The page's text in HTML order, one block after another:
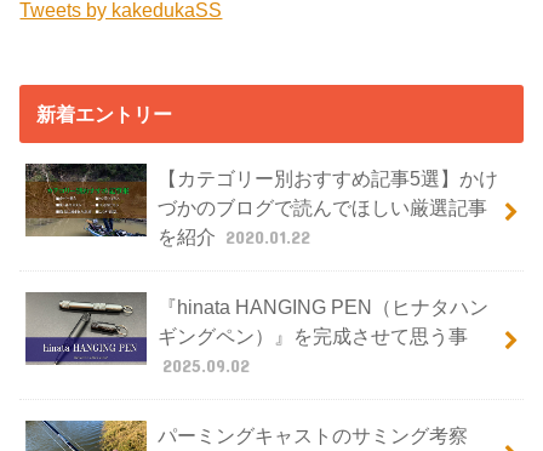
Tweets by kakedukaSS
新着エントリー
【カテゴリー別おすすめ記事5選】かけ
づかのブログで読んでほしい厳選記事
を紹介 2020.01.22
『hinata HANGING PEN（ヒナタハン
ギングペン）』を完成させて思う事
2025.09.02
パーミングキャストのサミング考察